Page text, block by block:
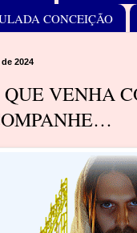
CONCEIÇÃO
2024
VENHA